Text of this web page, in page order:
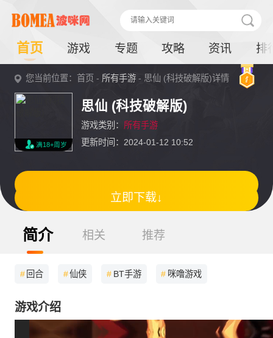
首页 游戏 专题 攻略 资讯 排
您当前位置：首页 - 所有手游 - 思仙 (科技破解版)详情
满18+周岁
思仙 (科技破解版)
游戏类别： 所有手游
更新时间：2024-01-12 10:52
立即下载↓
简介 相关 推荐
# 回合 #仙侠 # BT手游 # 咪噜游戏
游戏介绍